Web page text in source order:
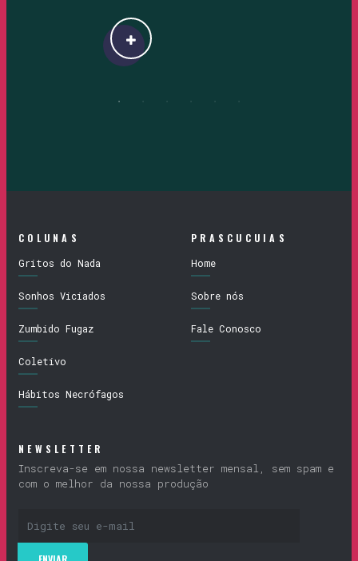
COLUNAS
Gritos do Nada
Sonhos Viciados
Zumbido Fugaz
Coletivo
Hábitos Necrófagos
PRASCUCUIAS
Home
Sobre nós
Fale Conosco
NEWSLETTER
Inscreva-se em nossa newsletter mensal, sem spam e
com o melhor da nossa produção